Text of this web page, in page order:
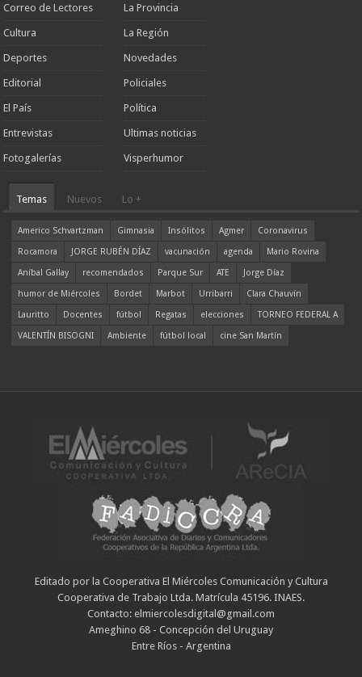
Correo de Lectores
Cultura
Deportes
Editorial
El País
Entrevistas
Fotogalerías
La Provincia
La Región
Novedades
Policiales
Política
Ultimas noticias
Visperhumor
Temas Nuevos Lo +
Americo Schvartzman Gimnasia Insólitos Agmer
Coronavirus
Rocamora
JORGE RUBÉN DÍAZ vacunación agenda
Mario Rovina
Aníbal Gallay
recomendados Parque Sur ATE
Jorge Díaz
humor de Miércoles
Bordet Marbot Urribarri
Clara Chauvín
Lauritto
Docentes fútbol Regatas elecciones
TORNEO FEDERAL A
VALENTÍN BISOGNI
Ambiente fútbol local cine San Martín
Editado por la Cooperativa El Miércoles Comunicación y Cultura
Cooperativa de Trabajo Ltda. Matrícula 45196. INAES.
Contacto: elmiercolesdigital@gmail.com
Ameghino 68 - Concepción del Uruguay
Entre Ríos - Argentina